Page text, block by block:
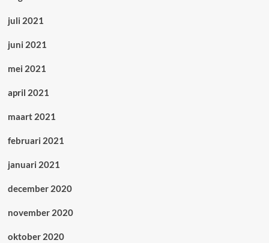
juli 2021
juni 2021
mei 2021
april 2021
maart 2021
februari 2021
januari 2021
december 2020
november 2020
oktober 2020